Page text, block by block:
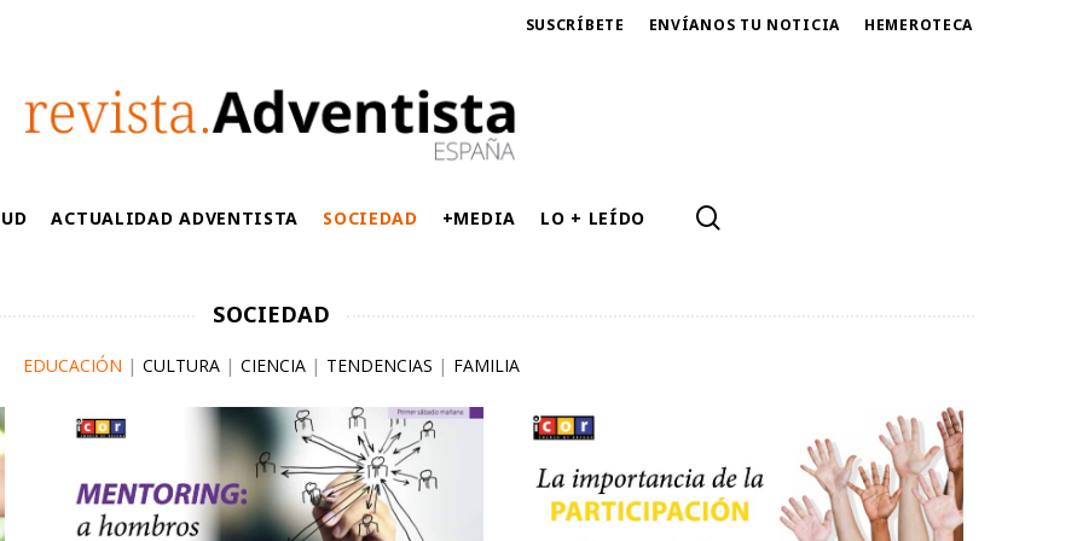
SUSCRÍBETE ENVÍANOS TU NOTICIA HEMEROTECA
ACTUALIDAD ADVENTISTA SOCIEDAD +MEDIA LO + LEÍDO
SOCIEDAD
EDUCACIÓN | CULTURA | CIENCIA | TENDENCIAS | FAMILIA